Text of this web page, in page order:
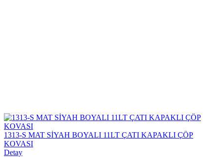
1313-S MAT SİYAH BOYALI 11LT ÇATI KAPAKLI ÇÖP
KOVASI
Detay